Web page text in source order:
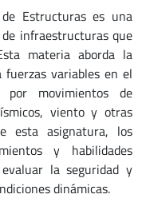
Estructuras es una
infraestructuras que
materia aborda la
variables en el
por movimientos de
viento y otras
esta asignatura, los
y habilidades
la seguridad y
dinámicas.